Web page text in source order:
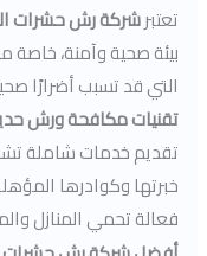
تعتبرشركة رش حشرات
بيئة صحية وآمنة،
التي قد تسبب أضرارًا
تقنيات مكافحة ورش
تقديم خدمات شاملة
خبرتها وكوادرها
فعالة تحمي المنازل